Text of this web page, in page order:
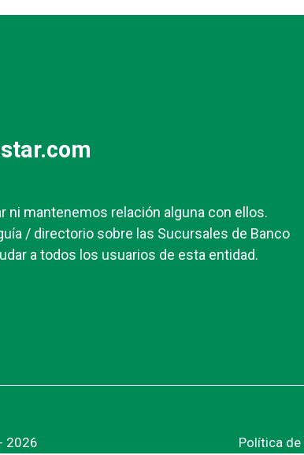
ni mantenemos relación alguna con ellos.
/ directorio sobre las Sucursales de Banco
a todos los usuarios de esta entidad.
2026 Política de